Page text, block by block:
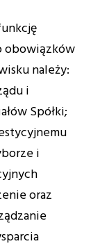
obowiązków
należy:
i
Spółki;
i
oraz